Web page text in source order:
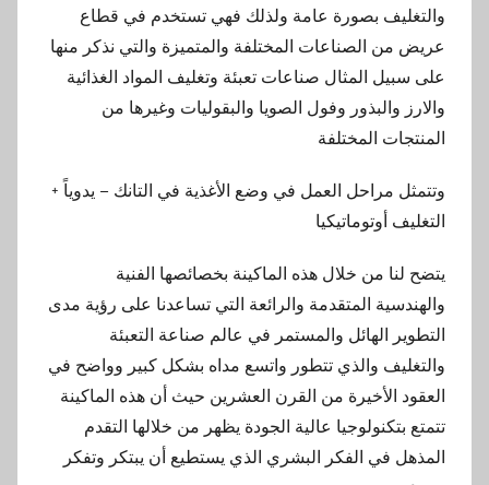
والتغليف بصورة عامة ولذلك فهي تستخدم في قطاع
عريض من الصناعات المختلفة والمتميزة والتي نذكر منها
على سبيل المثال صناعات تعبئة وتغليف المواد الغذائية
والارز والبذور وفول الصويا والبقوليات وغيرها من
المنتجات المختلفة
وتتمثل مراحل العمل في وضع الأغذية في التانك – يدوياً +
التغليف أوتوماتيكيا
يتضح لنا من خلال هذه الماكينة بخصائصها الفنية
والهندسية المتقدمة والرائعة التي تساعدنا على رؤية مدى
التطوير الهائل والمستمر في عالم صناعة التعبئة
والتغليف والذي تتطور واتسع مداه بشكل كبير وواضح في
العقود الأخيرة من القرن العشرين حيث أن هذه الماكينة
تتمتع بتكنولوجيا عالية الجودة يظهر من خلالها التقدم
المذهل في الفكر البشري الذي يستطيع أن يبتكر وتفكر